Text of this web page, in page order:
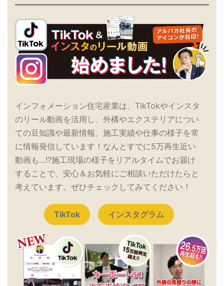
インフォメーション住宅産業は、TikTokやインスタ
のリール動画を活用し、外構やエクステリアについ
ての豆知識や最新情報、施工実績や仕事の様子を常
に情報発信しています！なんとすでに5万再生近い
動画も…!?施工現場の様子をリアルタイムでお届け
することで、安心＆お気軽にご相談いただけたらと
考えています。ぜひチェックしてみてください！
TikTok インスタグラム